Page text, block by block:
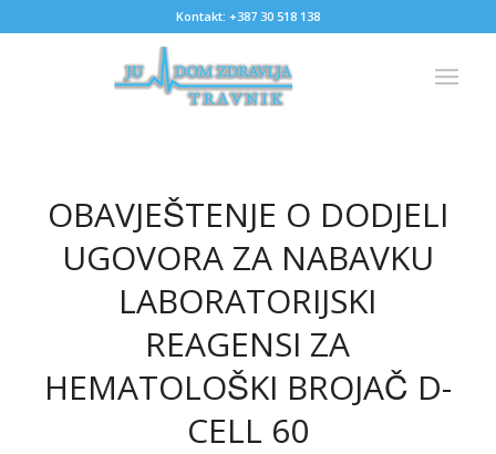
Kontakt: +387 30 518 138
OBAVJEŠTENJE O DODJELI
UGOVORA ZA NABAVKU
LABORATORIJSKI
REAGENSI ZA
HEMATOLOŠKI BROJAČ D-
CELL 60